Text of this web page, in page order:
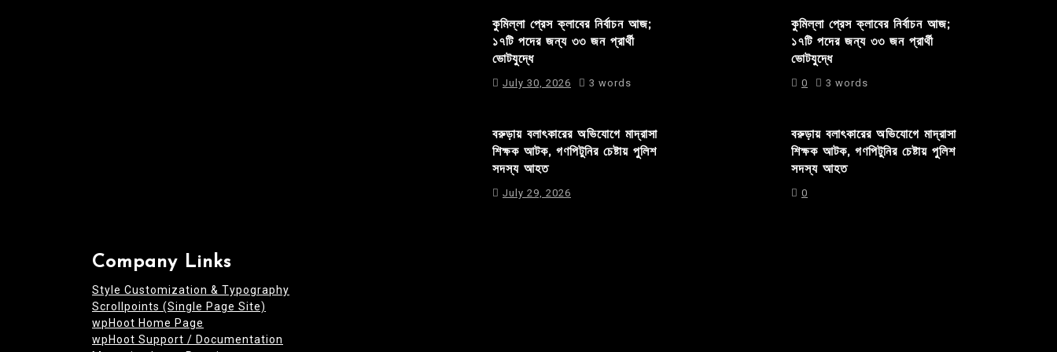
কুমিল্লা প্রেস ক্লাবের নির্বাচন আজ;
১৭টি পদের জন্য ৩৩ জন প্রার্থী
ভোটযুদ্ধে
July 30, 2026 3 words
বরুড়ায় বলাৎকারের অভিযোগে মাদ্রাসা
শিক্ষক আটক, গণপিটুনির চেষ্টায় পুলিশ
সদস্য আহত
July 29, 2026
কুমিল্লা প্রেস ক্লাবের নির্বাচন আজ;
১৭টি পদের জন্য ৩৩ জন প্রার্থী
ভোটযুদ্ধে
0 3 words
বরুড়ায় বলাৎকারের অভিযোগে মাদ্রাসা
শিক্ষক আটক, গণপিটুনির চেষ্টায় পুলিশ
সদস্য আহত
0
Company Links
Style Customization & Typography
Scrollpoints (Single Page Site)
wpHoot Home Page
wpHoot Support / Documentation